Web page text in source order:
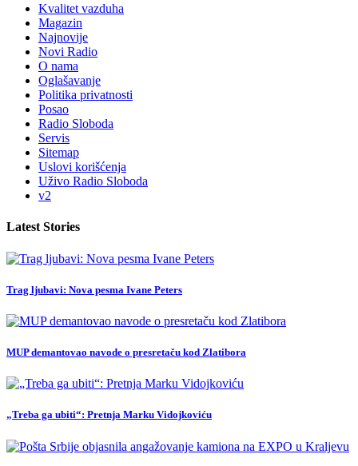
Kvalitet vazduha
Magazin
Najnovije
Novi Radio
O nama
Oglašavanje
Politika privatnosti
Posao
Radio Sloboda
Servis
Sitemap
Uslovi korišćenja
Uživo Radio Sloboda
v2
Latest Stories
Trag ljubavi: Nova pesma Ivane Peters
MUP demantovao navode o presretaču kod Zlatibora
„Treba ga ubiti“: Pretnja Marku Vidojkoviću